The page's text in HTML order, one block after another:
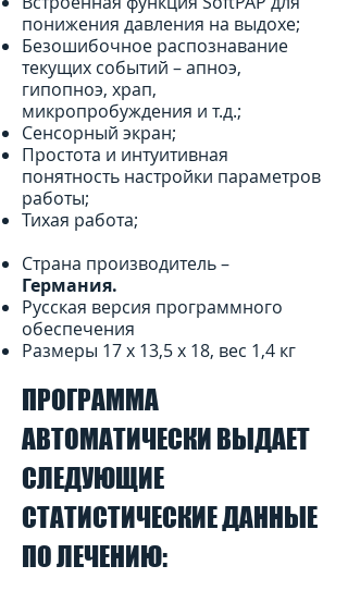
понижения давления на выдохе;
Безошибочное распознавание
текущих событий – апноэ,
гипопноэ, храп,
микропробуждения и т.д.;
Сенсорный экран;
Простота и интуитивная
понятность настройки параметров
работы;
Тихая работа;
Страна производитель –
Германия.
Русская версия программного
обеспечения
Размеры 17 x 13,5 x 18, вес 1,4 кг
ПРОГРАММА
АВТОМАТИЧЕСКИ ВЫДАЕТ
СЛЕДУЮЩИЕ
СТАТИСТИЧЕСКИЕ ДАННЫЕ
ПО ЛЕЧЕНИЮ: